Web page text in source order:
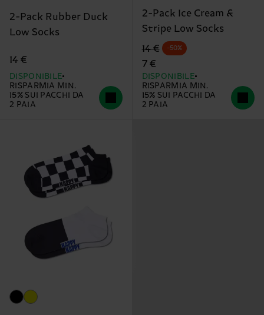
2-Pack Rubber Duck
Low Socks
14 €
DISPONIBILE
RISPARMIA MIN.
15% SUI PACCHI DA
2 PAIA
2-Pack Ice Cream &
Stripe Low Socks
Prezzo di partenza
14 €
prezzo scontato
7 €
-50%
DISPONIBILE
RISPARMIA MIN.
15% SUI PACCHI DA
2 PAIA